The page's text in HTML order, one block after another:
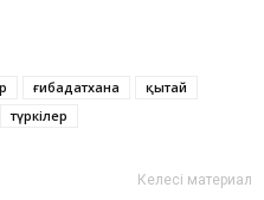
ғибадатхана
қытай
түркілер
Келесі материал